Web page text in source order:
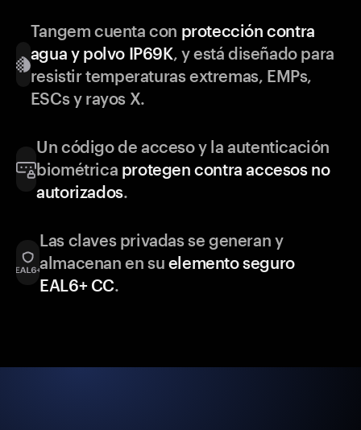
Tangem cuenta con protección contra
agua y polvo IP69K, y está diseñado para
resistir temperaturas extremas, EMPs,
ESCs y rayos X.
Un código de acceso y la autenticación
biométrica protegen contra accesos no
autorizados.
Las claves privadas se generan y
almacenan en su elemento seguro
EAL6+ CC.